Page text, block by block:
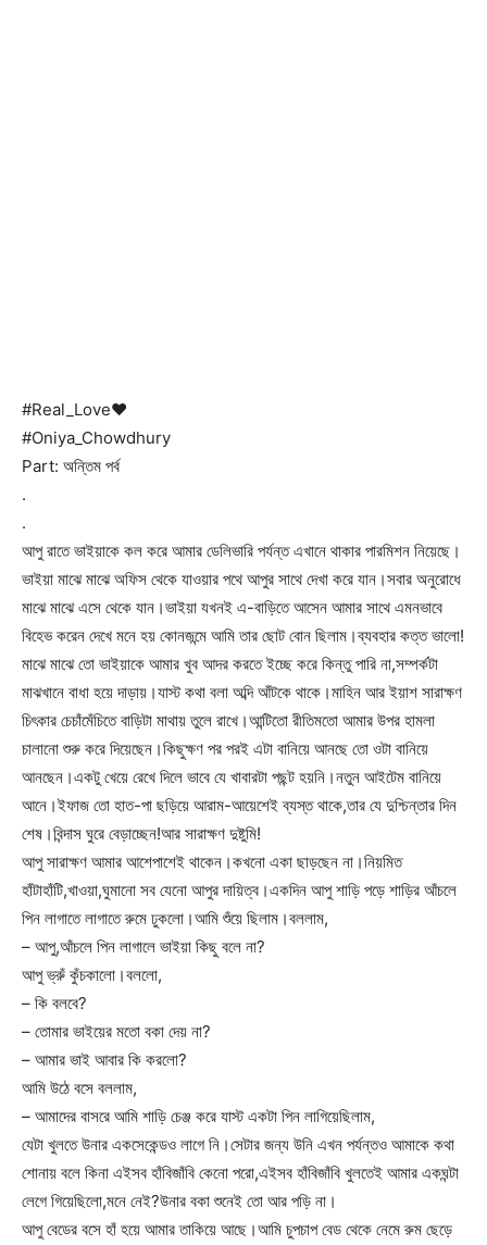
#Real_Love♥
#Oniya_Chowdhury
Part: অন্তিম পর্ব
.
.
আপু রাতে ভাইয়াকে কল করে আমার ডেলিভারি পর্যন্ত এখানে থাকার পারমিশন নিয়েছে।
ভাইয়া মাঝে মাঝে অফিস থেকে যাওয়ার পথে আপুর সাথে দেখা করে যান।সবার অনুরোধে
মাঝে মাঝে এসে থেকে যান।ভাইয়া যখনই এ-বাড়িতে আসেন আমার সাথে এমনভাবে
বিহেভ করেন দেখে মনে হয় কোনজন্মে আমি তার ছোট বোন ছিলাম।ব্যবহার কত্ত ভালো!
মাঝে মাঝে তো ভাইয়াকে আমার খুব আদর করতে ইচ্ছে করে কিন্তু পারি না,সম্পর্কটা
মাঝখানে বাধা হয়ে দাড়ায়।যাস্ট কথা বলা অব্দি আঁটকে থাকে।মাহিন আর ইয়াশ সারাক্ষণ
চিৎকার চেচাঁমেঁচিতে বাড়িটা মাথায় তুলে রাখে।আন্টিতো রীতিমতো আমার উপর হামলা
চালানো শুরু করে দিয়েছেন।কিছুক্ষণ পর পরই এটা বানিয়ে আনছে তো ওটা বানিয়ে
আনছেন।একটু খেয়ে রেখে দিলে ভাবে যে খাবারটা পছন্ট হয়নি।নতুন আইটেম বানিয়ে
আনে।ইফাজ তো হাত-পা ছড়িয়ে আরাম-আয়েশেই ব্যস্ত থাকে,তার যে দুশ্চিন্তার দিন
শেষ।বিন্দাস ঘুরে বেড়াচ্ছেন!আর সারাক্ষণ দুষ্টুমি!
আপু সারাক্ষণ আমার আশেপাশেই থাকেন।কখনো একা ছাড়ছেন না।নিয়মিত
হাঁটাহাঁটি,খাওয়া,ঘুমানো সব যেনো আপুর দায়িত্ব।একদিন আপু শাড়ি পড়ে শাড়ির আঁচলে
পিন লাগাতে লাগাতে রুমে ঢুকলো।আমি শুঁয়ে ছিলাম।বললাম,
– আপু,আঁচলে পিন লাগালে ভাইয়া কিছু বলে না?
আপু ভ্রুঁ কুঁচকালো।বললো,
– কি বলবে?
– তোমার ভাইয়ের মতো বকা দেয় না?
– আমার ভাই আবার কি করলো?
আমি উঠে বসে বললাম,
– আমাদের বাসরে আমি শাড়ি চেঞ্জ করে যাস্ট একটা পিন লাগিয়েছিলাম,
যেটা খুলতে উনার একসেকেন্ডও লাগে নি।সেটার জন্য উনি এখন পর্যন্তও আমাকে কথা
শোনায় বলে কিনা এইসব হাঁবিজাঁবি কেনো পরো,এইসব হাঁবিজাঁবি খুলতেই আমার একঘন্টা
লেগে গিয়েছিলো,মনে নেই?উনার বকা শুনেই তো আর পড়ি না।
আপু বেডের বসে হাঁ হয়ে আমার তাকিয়ে আছে।আমি চুপচাপ বেড থেকে নেমে রুম ছেড়ে